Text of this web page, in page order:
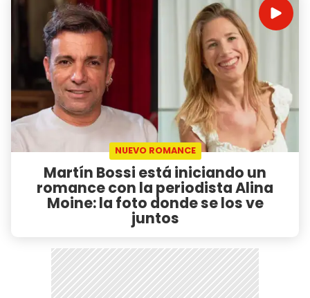
NUEVO ROMANCE
Martín Bossi está iniciando un
romance con la periodista Alina
Moine: la foto donde se los ve
juntos